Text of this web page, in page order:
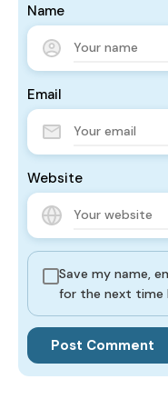
Name
Email
Website
Save my name,
for the next time